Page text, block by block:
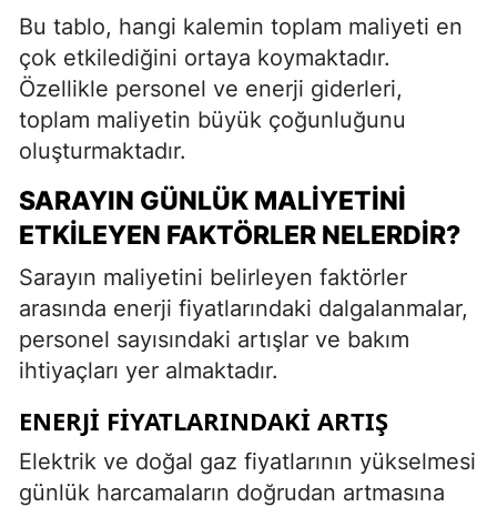
Bu tablo, hangi kalemin toplam maliyeti en
çok etkilediğini ortaya koymaktadır.
Özellikle personel ve enerji giderleri,
toplam maliyetin büyük çoğunluğunu
oluşturmaktadır.
SARAYIN GÜNLÜK MALIYETINI
ETKILEYEN FAKTÖRLER NELERDIR?
Sarayın maliyetini belirleyen faktörler
arasında enerji fiyatlarındaki dalgalanmalar,
personel sayısındaki artışlar ve bakım
ihtiyaçları yer almaktadır.
ENERJI FIYATLARINDAKI ARTIŞ
Elektrik ve doğal gaz fiyatlarının yükselmesi
günlük harcamaların doğrudan artmasına